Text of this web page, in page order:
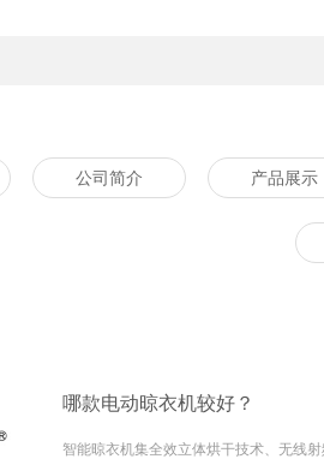
公司简介 产品展示
哪款电动晾衣机较好？
智能晾衣机集全效立体烘干技术、无线